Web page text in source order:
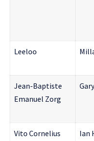
Leeloo
Jean-Baptiste
Emanuel Zorg
Vito Cornelius
Ian